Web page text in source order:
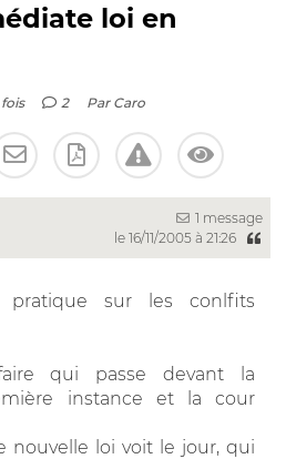
loi en
fois 2 Par Caro
1 message
le 16/11/2005 à 21:26
sur les conlfits
qui passe devant la
instance et la cour
nouvelle loi voit le jour, qui